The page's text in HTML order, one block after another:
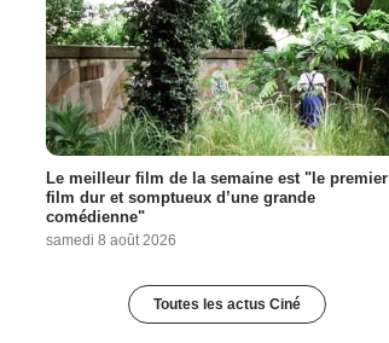
Le meilleur film de la semaine est "le premier
film dur et somptueux d’une grande
comédienne"
samedi 8 août 2026
Toutes les actus Ciné